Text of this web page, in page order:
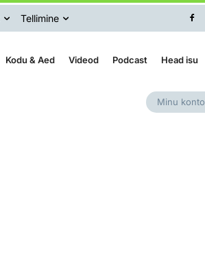
Tellimine
Kodu & Aed Videod Podcast Head isu
Minu konto